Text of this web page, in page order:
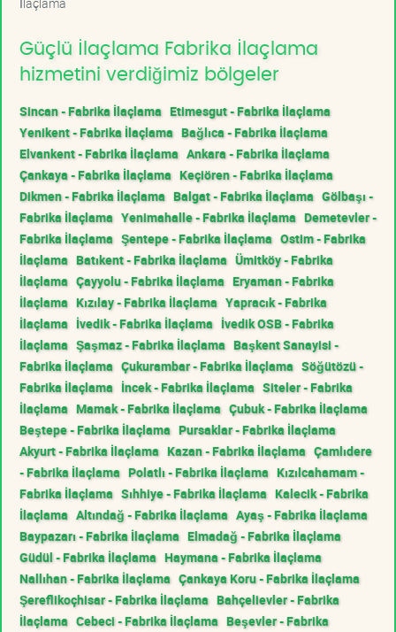
Güçlü İlaçlama Fabrika İlaçlama
hizmetini verdiğimiz bölgeler
Sincan - Fabrika İlaçlama Etimesgut - Fabrika İlaçlama
Yenikent - Fabrika İlaçlama Bağlıca - Fabrika İlaçlama
Elvankent - Fabrika İlaçlama Ankara - Fabrika İlaçlama
Çankaya - Fabrika İlaçlama Keçiören - Fabrika İlaçlama
Dikmen - Fabrika İlaçlama Balgat - Fabrika İlaçlama Gölbaşı -
Fabrika İlaçlama Yenimahalle - Fabrika İlaçlama Demetevler -
Fabrika İlaçlama Şentepe - Fabrika İlaçlama Ostim - Fabrika
İlaçlama Batıkent - Fabrika İlaçlama Ümitköy - Fabrika
İlaçlama Çayyolu - Fabrika İlaçlama Eryaman - Fabrika
İlaçlama Kızılay - Fabrika İlaçlama Yapracık - Fabrika
İlaçlama İvedik - Fabrika İlaçlama İvedik OSB - Fabrika
İlaçlama Şaşmaz - Fabrika İlaçlama Başkent Sanayisi -
Fabrika İlaçlama Çukurambar - Fabrika İlaçlama Söğütözü -
Fabrika İlaçlama İncek - Fabrika İlaçlama Siteler - Fabrika
İlaçlama Mamak - Fabrika İlaçlama Çubuk - Fabrika İlaçlama
Beştepe - Fabrika İlaçlama Pursaklar - Fabrika İlaçlama
Akyurt - Fabrika İlaçlama Kazan - Fabrika İlaçlama Çamlıdere
- Fabrika İlaçlama Polatlı - Fabrika İlaçlama Kızılcahamam -
Fabrika İlaçlama Sıhhiye - Fabrika İlaçlama Kalecik - Fabrika
İlaçlama Altındağ - Fabrika İlaçlama Ayaş - Fabrika İlaçlama
Baypazarı - Fabrika İlaçlama Elmadağ - Fabrika İlaçlama
Güdül - Fabrika İlaçlama Haymana - Fabrika İlaçlama
Nallıhan - Fabrika İlaçlama Çankaya Koru - Fabrika İlaçlama
Şereflikoçhisar - Fabrika İlaçlama Bahçelievler - Fabrika
İlaçlama Cebeci - Fabrika İlaçlama Beşevler - Fabrika